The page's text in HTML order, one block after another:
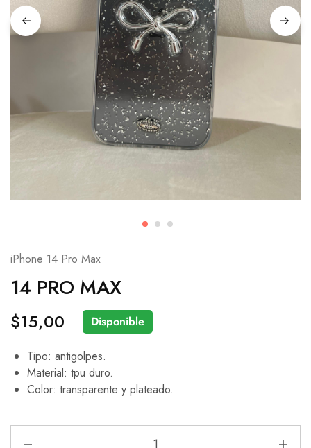
iPhone 14 Pro Max
14 PRO MAX
$15,00 Disponible
Tipo: antigolpes.
Material: tpu duro.
Color: transparente y plateado.